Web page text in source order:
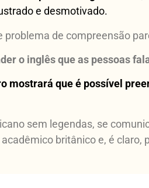
e desmotivado.
de compreensão
o inglês que as pessoas
mostrará que é possível
sem legendas, se
britânico e, é claro,